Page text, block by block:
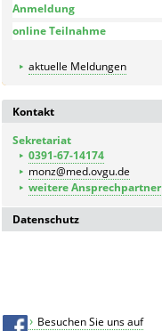
Kontakt
Sekretariat
0391-67-14174
monz@med.ovgu.de
weitere Ansprechpartner
Datenschutz
Besuchen Sie uns auf
Anmeldung
online Teilnahme
aktuelle Meldungen